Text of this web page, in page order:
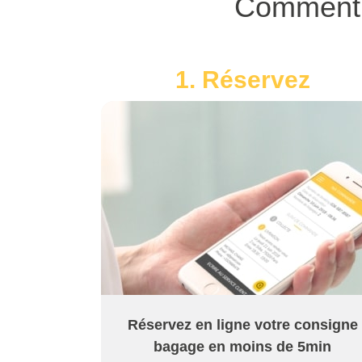
1. Réservez
Réservez en ligne votre consigne
bagage en moins de 5min